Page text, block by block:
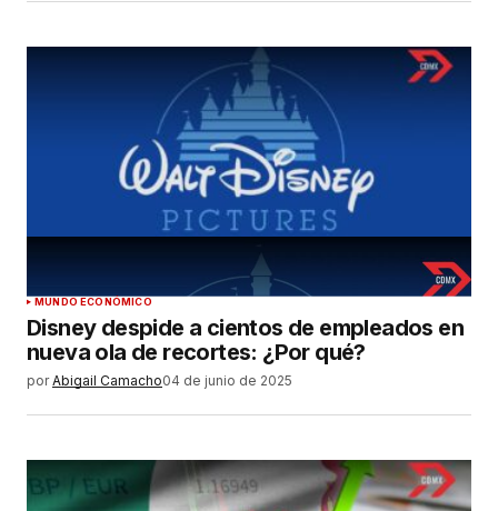
MUNDO ECONÓMICO
Disney despide a cientos de empleados en
nueva ola de recortes: ¿Por qué?
por Abigail Camacho04 de junio de 2025